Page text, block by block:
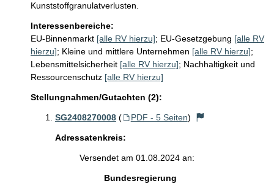
Kunststoffgranulatverlusten.
Interessenbereiche:
EU-Binnenmarkt [alle RV hierzu]; EU-Gesetzgebung [alle RV
hierzu]; Kleine und mittlere Unternehmen [alle RV hierzu];
Lebensmittelsicherheit [alle RV hierzu]; Nachhaltigkeit und
Ressourcenschutz [alle RV hierzu]
Stellungnahmen/Gutachten (2):
SG2408270008 ( PDF - 5 Seiten)
Adressatenkreis:
Versendet am 01.08.2024 an:
Bundesregierung